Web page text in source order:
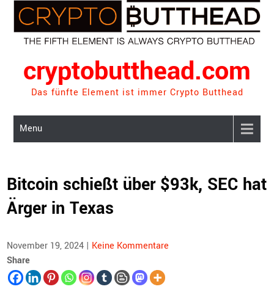
content
cryptobutthead.com
Das fünfte Element ist immer Crypto Butthead
Menu
Bitcoin schießt über $93k, SEC hat
Ärger in Texas
November 19, 2024 | Keine Kommentare
Share